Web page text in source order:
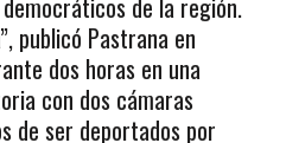
de la región.
publicó Pastrana en
dos horas en una
con dos cámaras
de ser deportados por